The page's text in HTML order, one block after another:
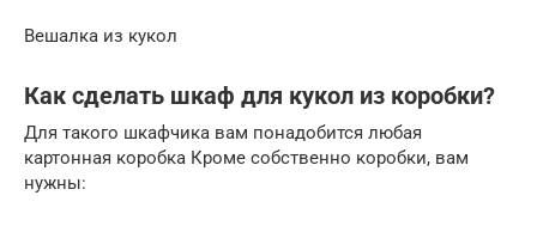
Вешалка из кукол
Как сделать шкаф для кукол из коробки?
Для такого шкафчика вам понадобится любая
картонная коробка Кроме собственно коробки, вам
нужны: